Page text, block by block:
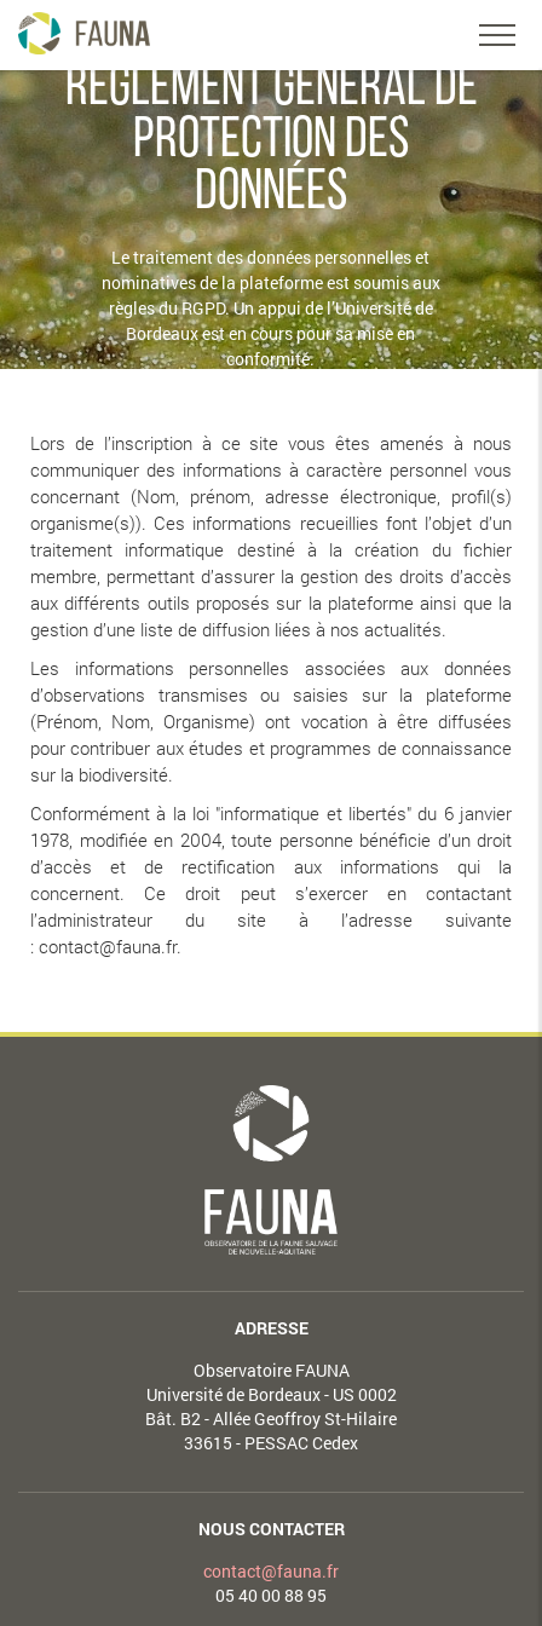
RÈGLEMENT GÉNÉRAL DE
PROTECTION DES
DONNÉES
Le traitement des données personnelles et
nominatives de la plateforme est soumis aux
règles du RGPD. Un appui de l’Université de
Bordeaux est en cours pour sa mise en
conformité.
Lors de l’inscription à ce site vous êtes amenés à nous
communiquer des informations à caractère personnel vous
concernant (Nom, prénom, adresse électronique, profil(s)
organisme(s)). Ces informations recueillies font l’objet d’un
traitement informatique destiné à la création du fichier
membre, permettant d’assurer la gestion des droits d’accès
aux différents outils proposés sur la plateforme ainsi que la
gestion d’une liste de diffusion liées à nos actualités.
Les informations personnelles associées aux données
d’observations transmises ou saisies sur la plateforme
(Prénom, Nom, Organisme) ont vocation à être diffusées
pour contribuer aux études et programmes de connaissance
sur la biodiversité.
Conformément à la loi "informatique et libertés" du 6 janvier
1978, modifiée en 2004, toute personne bénéficie d’un droit
d’accès et de rectification aux informations qui la
concernent. Ce droit peut s’exercer en contactant
l’administrateur du site à l’adresse suivante
: contact@fauna.fr.
ADRESSE
Observatoire FAUNA
Université de Bordeaux - US 0002
Bât. B2 - Allée Geoffroy St-Hilaire
33615 - PESSAC Cedex
NOUS CONTACTER
contact@fauna.fr
05 40 00 88 95